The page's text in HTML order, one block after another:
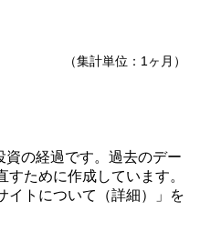
（集計単位：1ヶ月）
の経過です。過去のデー
ために作成しています。
イトについて（詳細）」を